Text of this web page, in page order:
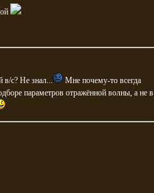
в/c? Не знал...
Мне почему-то всегда
параметров отражённой волны, а не в